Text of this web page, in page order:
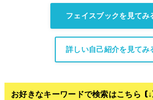
フェイスブックを見てみ
詳しい自己紹介を見てみ
お好きなキーワードで検索はこちら